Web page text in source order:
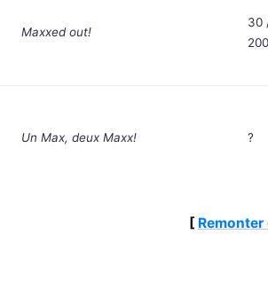
Maxxed out!
30
Un Max, deux Maxx! ?
[